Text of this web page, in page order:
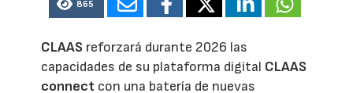
865
CLAAS reforzará durante 2026 las
capacidades de su plataforma digital CLAAS
connect con una batería de nuevas